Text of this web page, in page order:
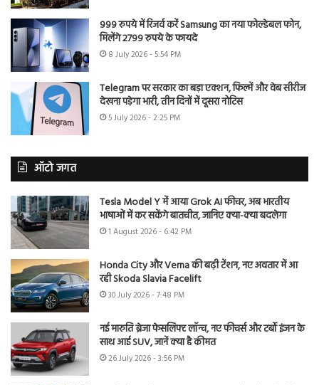
999 रुपये में रिजर्व करें Samsung का नया फोल्डेबल फोन,
मिलेंगे 2799 रुपये के फायदे
8 July 2026 - 5:54 PM
Telegram पर सरकार का बड़ा एक्शन, फिल्में और वेब सीरीज
देखना पड़ेगा भारी, तीन दिनों में दूसरा नोटिस
5 July 2026 - 2:25 PM
ऑटो जगत
Tesla Model Y में आया Grok AI फीचर, अब भारतीय
भाषाओं में कर सकेंगे बातचीत, जानिए क्या-क्या बदलेगा
1 August 2026 - 6:42 PM
Honda City और Verna की बढ़ी टेंशन, नए अवतार में आ
रही Skoda Slavia Facelift
30 July 2026 - 7:48 PM
नई मारुति ब्रेजा फेसलिफ्ट लॉन्च, नए फीचर्स और टर्बो इंजन के
साथ आई SUV, जानें क्या है कीमत
26 July 2026 - 3:56 PM